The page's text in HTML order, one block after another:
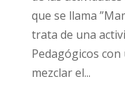
que se llama
trata de una
Pedagógicos
mezclar el...